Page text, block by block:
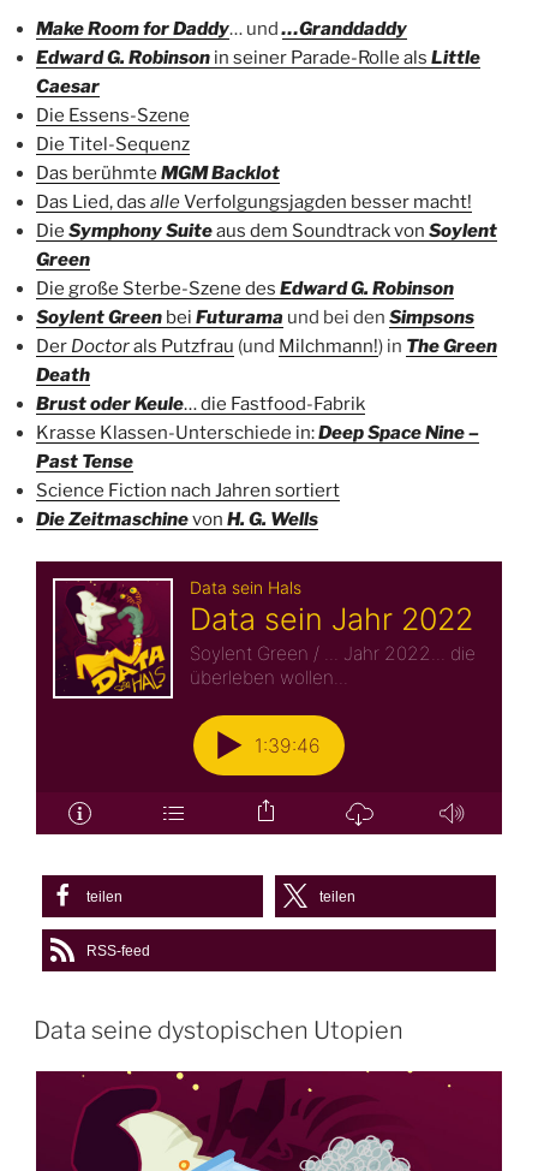
Make Room for Daddy… und…Granddaddy
Edward G. Robinson in seiner Parade-Rolle als Little
Caesar
Die Essens-Szene
Die Titel-Sequenz
Das berühmte MGM Backlot
Das Lied, das alleVerfolgungsjagden besser macht!
Die Symphony Suiteaus dem Soundtrack von Soylent
Green
Die große Sterbe-Szene des Edward G. Robinson
Soylent Green bei Futurama und bei den Simpsons
Der Doctorals Putzfrau (und Milchmann!) in The Green
Death
Brust oder Keule… die Fastfood-Fabrik
Krasse Klassen-Unterschiede in:Deep Space Nine –
Past Tense
Science Fiction nach Jahren sortiert
Die Zeitmaschinevon H. G. Wells
teilen teilen
RSS-feed
Data seine dystopischen Utopien